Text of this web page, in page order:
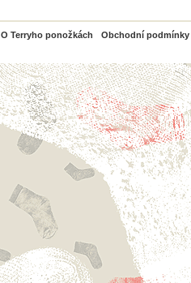
O Terryho ponožkách Obchodní podmínky
PayPal